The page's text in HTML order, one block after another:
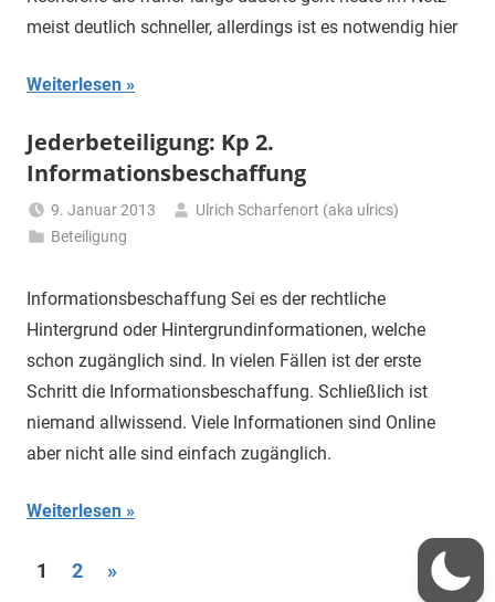
meist deutlich schneller, allerdings ist es notwendig hier
Weiterlesen
Jederbeteiligung: Kp 2.
Informationsbeschaffung
9. Januar 2013
Ulrich Scharfenort (aka ulrics)
Beteiligung
Informationsbeschaffung Sei es der rechtliche
Hintergrund oder Hintergrundinformationen, welche
schon zugänglich sind. In vielen Fällen ist der erste
Schritt die Informationsbeschaffung. Schließlich ist
niemand allwissend. Viele Informationen sind Online
aber nicht alle sind einfach zugänglich.
Weiterlesen
Seitennummerierung
1 2
Nächste
»